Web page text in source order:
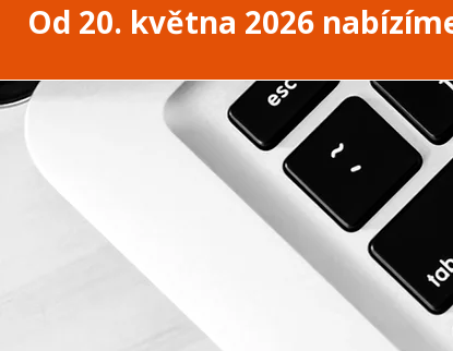
Od 20. května 2026